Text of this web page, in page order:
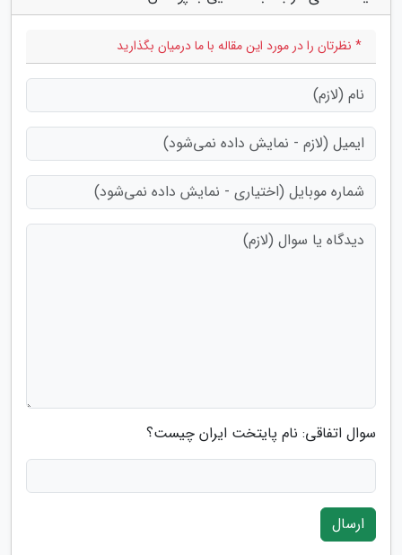
* نظرتان را در مورد این مقاله با ما درمیان بگذارید
سوال اتفاقی: نام پایتخت ایران چیست؟
ارسال